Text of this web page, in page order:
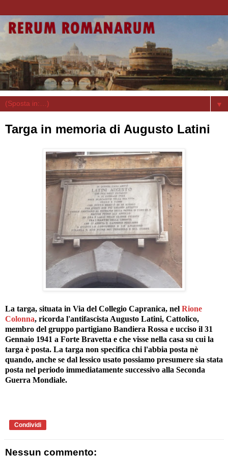
▼
Targa in memoria di Augusto Latini
La targa, situata in Via del Collegio Capranica, nel Rione
Colonna, ricorda l'antifascista Augusto Latini, Cattolico,
membro del gruppo partigiano Bandiera Rossa e ucciso il 31
Gennaio 1941 a Forte Bravetta e che visse nella casa su cui la
targa è posta. La targa non specifica chi l'abbia posta nè
quando, anche se dal lessico usato possiamo presumere sia stata
posta nel periodo immediatamente successivo alla Seconda
Guerra Mondiale.
Condividi
Nessun commento: